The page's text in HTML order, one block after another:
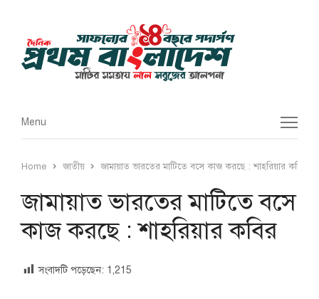
Menu
Menu
Home জাতীয় জামায়াত ভারতের মাটিতে বসে কাজ করছে : শাহরিয়ার কবির
জামায়াত ভারতের মাটিতে বসে
কাজ করছে : শাহরিয়ার কবির
সংবাদটি পড়েছেন: 1,215